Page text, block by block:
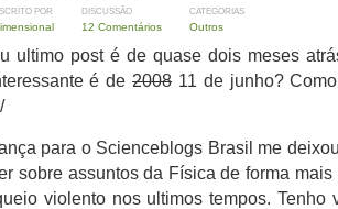
POR DISCUSSÃO
12 Comentários
CATEGORIAS
Outros
ultimo post é de quase dois meses
é de2008 11 de junho?
para o Scienceblogs Brasil me
sobre assuntos da Física de forma
violento nos ultimos tempos. Tenho